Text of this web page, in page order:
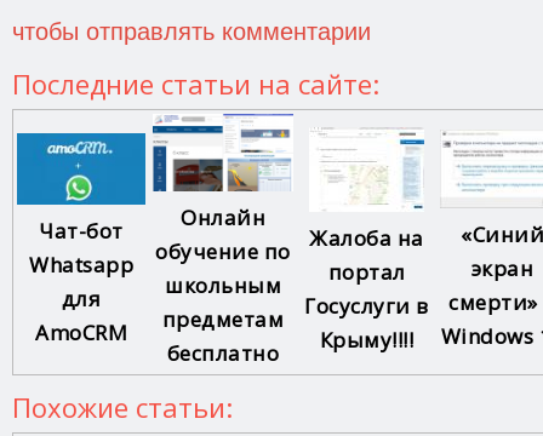
чтобы отправлять комментарии
Последние статьи на сайте:
Чат-бот
Whatsapp
для
AmoCRM
Онлайн
обучение по
школьным
предметам
бесплатно
Жалоба на
портал
Госуслуги в
Крыму!!!!
«Синий
экран
смерти»
Windows
Похожие статьи: